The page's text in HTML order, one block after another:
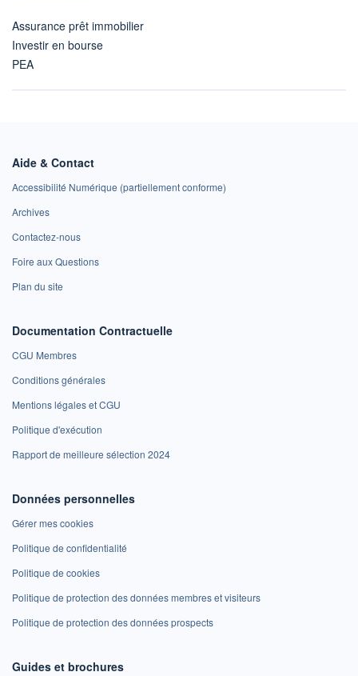
Assurance prêt immobilier
Investir en bourse
PEA
Aide & Contact
Accessibilité Numérique (partiellement conforme)
Archives
Contactez-nous
Foire aux Questions
Plan du site
Documentation Contractuelle
CGU Membres
Conditions générales
Mentions légales et CGU
Politique d'exécution
Rapport de meilleure sélection 2024
Données personnelles
Gérer mes cookies
Politique de confidentialité
Politique de cookies
Politique de protection des données membres et visiteurs
Politique de protection des données prospects
Guides et brochures